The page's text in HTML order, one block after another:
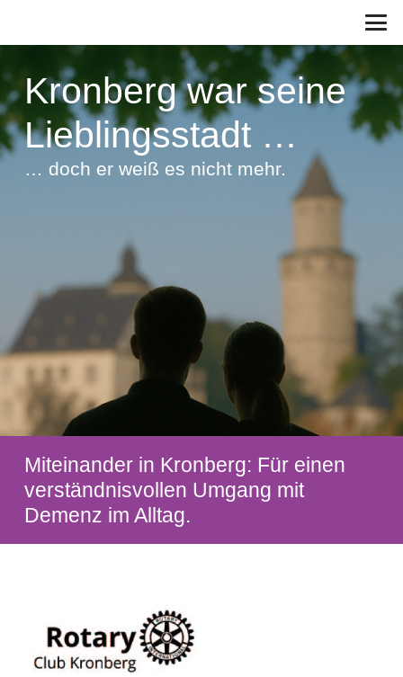
Kronberg war seine
Lieblingsstadt …
… doch er weiß es nicht mehr.
Miteinander in Kronberg: Für einen
verständnisvollen Umgang mit
Demenz im Alltag.